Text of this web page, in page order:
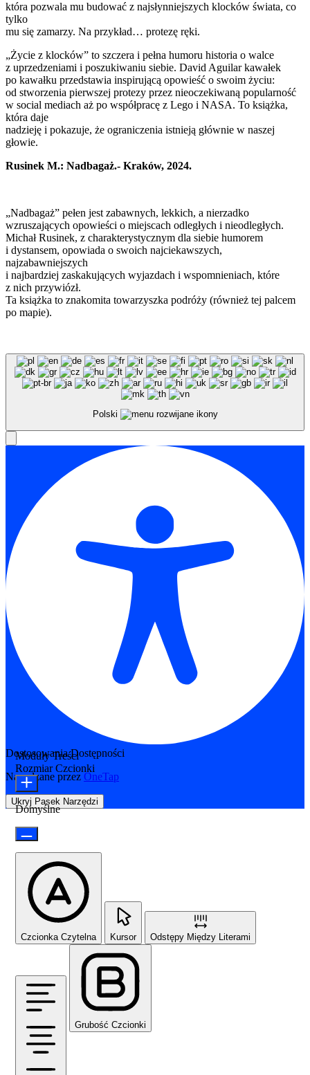
która pozwala mu budować z najsłynniejszych klocków świata, co
tylko
mu się zamarzy. Na przykład… protezę ręki.
„Życie z klocków” to szczera i pełna humoru historia o walce
z uprzedzeniami i poszukiwaniu siebie. David Aguilar kawałek
po kawałku przedstawia inspirującą opowieść o swoim życiu:
od stworzenia pierwszej protezy przez nieoczekiwaną popularność
w social mediach aż po współpracę z Lego i NASA. To książka,
która daje
nadzieję i pokazuje, że ograniczenia istnieją głównie w naszej
głowie.
Rusinek M.: Nadbagaż.- Kraków, 2024.
„Nadbagaż” pełen jest zabawnych, lekkich, a nierzadko
wzruszających opowieści o miejscach odległych i nieodległych.
Michał Rusinek, z charakterystycznym dla siebie humorem
i dystansem, opowiada o swoich najciekawszych,
najzabawniejszych
i najbardziej zaskakujących wyjazdach i wspomnieniach, które
z nich przywiózł.
Ta książka to znakomita towarzyszka podróży (również tej palcem
po mapie).
Polski
Dostosowania Dostępności
Napędzane przez OneTap
Ukryj Pasek Narzędzi
Moduły Treści
Rozmiar Czcionki
Domyślne
Czcionka Czytelna Kursor Odstępy Między Literami
Grubość Czcionki